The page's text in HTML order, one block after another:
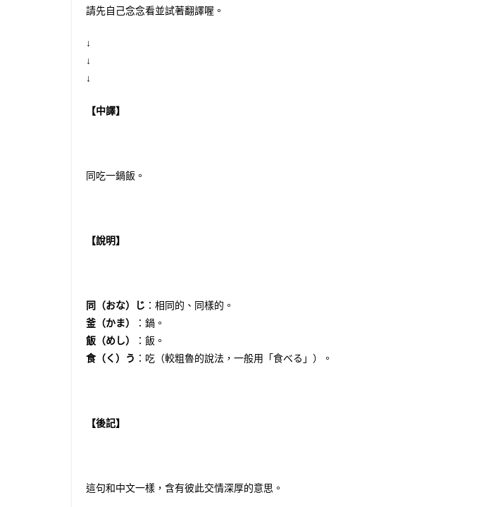
請先自己念念看並試著翻譯喔。
↓
↓
↓
【中譯】
同吃一鍋飯。
【說明】
同（おな）じ ：相同的、同樣的。
釜（かま）
：鍋。
飯（めし）
：飯。
食（く）う ：吃（較粗魯的說法，一般用「食べる」）。
【後記】
這句和中文一樣，含有彼此交情深厚的意思。